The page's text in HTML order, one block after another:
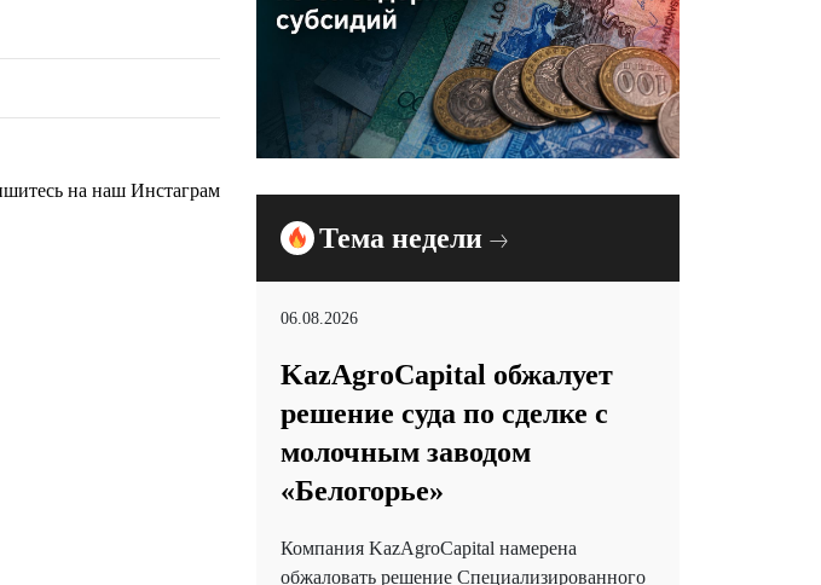
на наш Инстаграм
Тема недели
06.08.2026
KazAgroCapital обжалует
решение суда по сделке с
молочным заводом
«Белогорье»
Компания KazAgroCapital намерена
обжаловать решение Специализированного